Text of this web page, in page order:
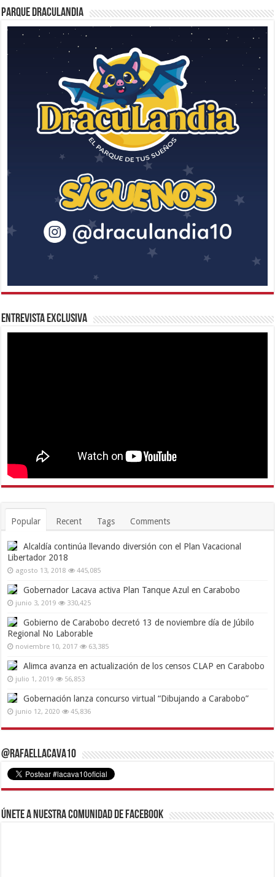
Parque Draculandia
Entrevista Exclusiva
Popular Recent Tags Comments
Alcaldía continúa llevando diversión con el Plan Vacacional
Libertador 2018
agosto 13, 2018 445,085
Gobernador Lacava activa Plan Tanque Azul en Carabobo
junio 3, 2019 330,425
Gobierno de Carabobo decretó 13 de noviembre día de Júbilo
Regional No Laborable
noviembre 10, 2017 63,385
Alimca avanza en actualización de los censos CLAP en Carabobo
julio 1, 2019 56,853
Gobernación lanza concurso virtual “Dibujando a Carabobo”
junio 12, 2020 45,836
@RafaelLacava10
Únete a nuestra comunidad de Facebook